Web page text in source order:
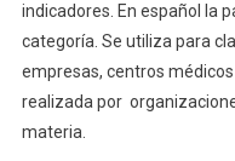
indicadores. En español la
categoría. Se utiliza para
empresas, centros
realizada por
materia.